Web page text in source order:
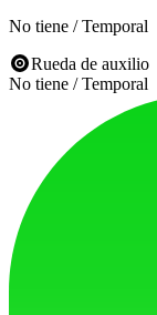
No tiene / Temporal
Rueda de auxilio
No tiene / Temporal